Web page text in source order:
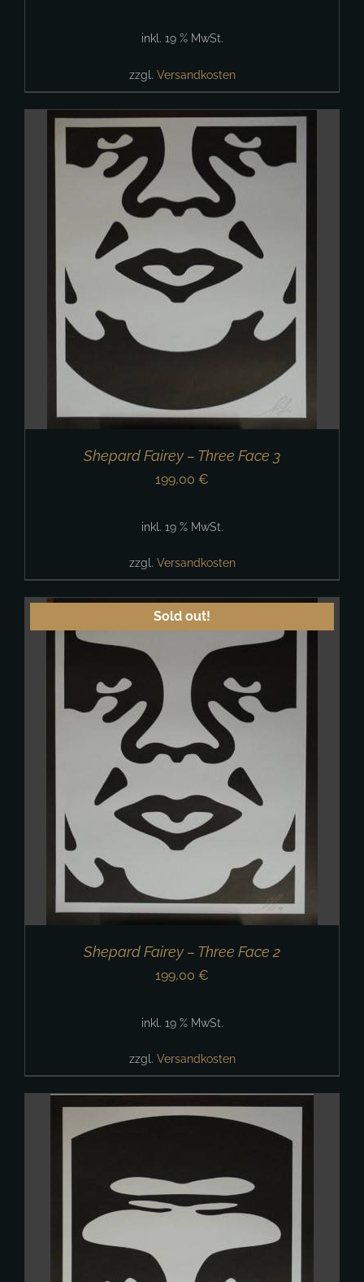
inkl. 19 % MwSt.
zzgl. Versandkosten
Shepard Fairey – Three Face 3
199,00 €
inkl. 19 % MwSt.
zzgl. Versandkosten
Sold out!
Shepard Fairey – Three Face 2
199,00 €
inkl. 19 % MwSt.
zzgl. Versandkosten